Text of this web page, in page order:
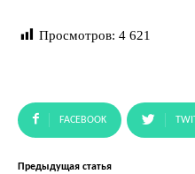
Просмотров: 4 621
FACEBOOK
Предыдущая статья